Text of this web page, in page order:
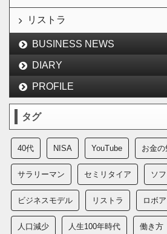
リストラ
BUSINESS NEWS
DIARY
PROFILE
タグ
40代 NISA YouTube お金の
サラリーマン セミリタイア ソ
ビジネスモデル リストラ ロボ
人口減少 人生100年時代 働き方